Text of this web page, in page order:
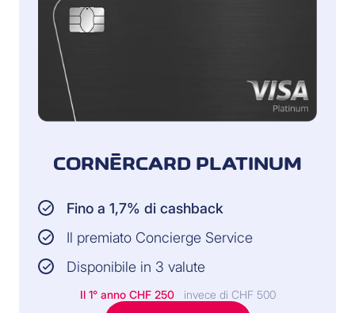
CORNÈRCARD PLATINUM
Fino a 1,7% di cashback
Il premiato Concierge Service
Disponibile in 3 valute
Il 1° anno CHF 250 invece di CHF 500